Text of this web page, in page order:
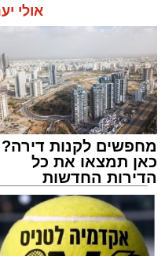
אולי
מחפשים לקנות דירה?
כאן תמצאו את כל
הדירות החדשות
למכירה באשדוד >>>